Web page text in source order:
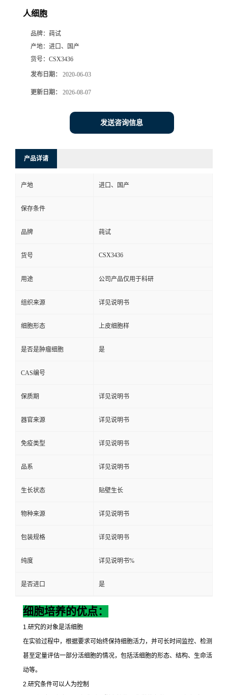
人细胞
品牌： 莼试
产地： 进口、国产
货号： CSX3436
发布日期： 2020-06-03
更新日期： 2026-08-07
发送咨询信息
产品详请
产地 进口、国产
保存条件
品牌 莼试
货号 CSX3436
用途 公司产品仅用于科研
组织来源 详见说明书
细胞形态 上皮细胞样
是否是肿瘤细胞 是
CAS编号
保质期 详见说明书
器官来源 详见说明书
免疫类型 详见说明书
品系 详见说明书
生长状态 贴壁生长
物种来源 详见说明书
包装规格 详见说明书
纯度 详见说明书%
是否进口 是
细胞培养的优点：
1.研究的对象是活细胞
在实验过程中，根据要求可始终保持细胞活力，并可长时间监控、检测
甚至定量评估一部分活细胞的情况，包括活细胞的形态、结构、生命活
动等。
2.研究条件可以人为控制